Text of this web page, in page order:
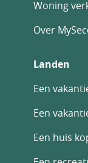
Woning
Over
Landen
Een
Een
Een huis